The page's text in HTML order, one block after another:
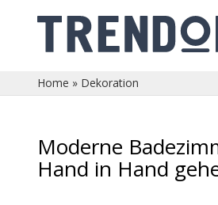
Home » Dekoration
Moderne
Hand in Hand